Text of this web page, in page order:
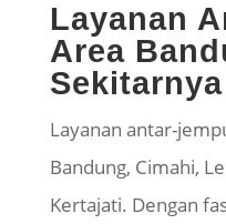
Layanan
Area
Sekitarnya
Layanan antar-
Bandung, Cimahi,
Kertajati. Dengan